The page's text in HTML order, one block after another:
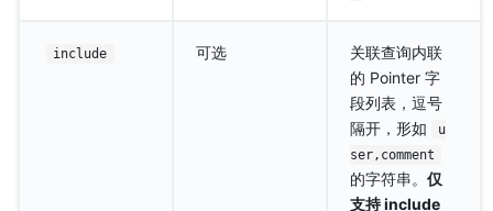
include 可选
关联查询内联
的 Pointer 字
段列表，逗号
隔开，形如
u
ser,comment
的字符串。 仅
支持 include